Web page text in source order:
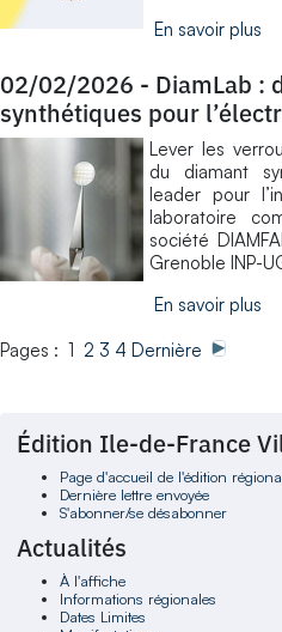
En savoir plus
02/02/2026 - DiamLab :
synthétiques pour
Lever les
du diamant
leader pour
laboratoire
société
Grenoble INP-
En savoir plus
Pages : 1 2 3 4 Dernière
Édition Ile-de-France
Page d'accueil de l'édition
Dernière lettre envoyée
S'abonner/se désabonner
Actualités
À l'affiche
Informations régionales
Dates Limites